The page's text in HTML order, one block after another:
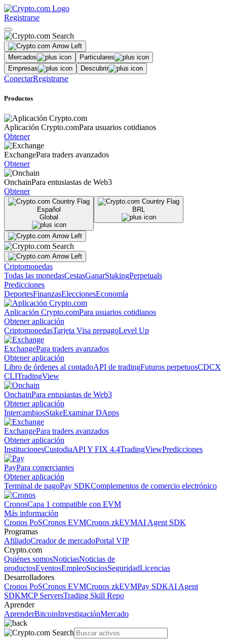
Registrarse
Mercados
Particulares
Empresas
Descubrir
ConectarRegistrarse
Productos
Aplicación Crypto.comPara usuarios cotidianos
Obtener
ExchangePara traders avanzados
Obtener
OnchainPara entusiastas de Web3
Obtener
Español
Global
BRL
Criptomonedas
Todas las monedasCestasGanarStakingPerpetuals
Predicciones
DeportesFinanzasEleccionesEconomía
Aplicación Crypto.comPara usuarios cotidianos
Obtener aplicación
CriptomonedasTarjeta Visa prepagoLevel Up
ExchangePara traders avanzados
Obtener aplicación
Libro de órdenes al contadoAPI de tradingFuturos perpetuosCDCX
CLITradingView
OnchainPara entusiastas de Web3
Obtener aplicación
IntercambiosStakeExaminar DApps
ExchangePara traders avanzados
Obtener aplicación
InstitucionesCustodiaAPI Y FIX 4.4TradingViewPredicciones
PayPara comerciantes
Obtener aplicación
Terminal de pagoPay SDKComplementos de comercio electrónico
CronosCapa 1 compatible con EVM
Más información
Cronos PoSCronos EVMCronos zkEVMAI Agent SDK
Programas
AfiliadoCreador de mercadoPortal VIP
Crypto.com
Quiénes somosNoticiasNoticias de
productosEventosEmpleoSociosSeguridadLicencias
Desarrolladores
Cronos PoSCronos EVMCronos zkEVMPay SDKAI Agent
SDKMCP ServersTrading Skill Repo
Aprender
AprenderBitcoinInvestigaciónMercado